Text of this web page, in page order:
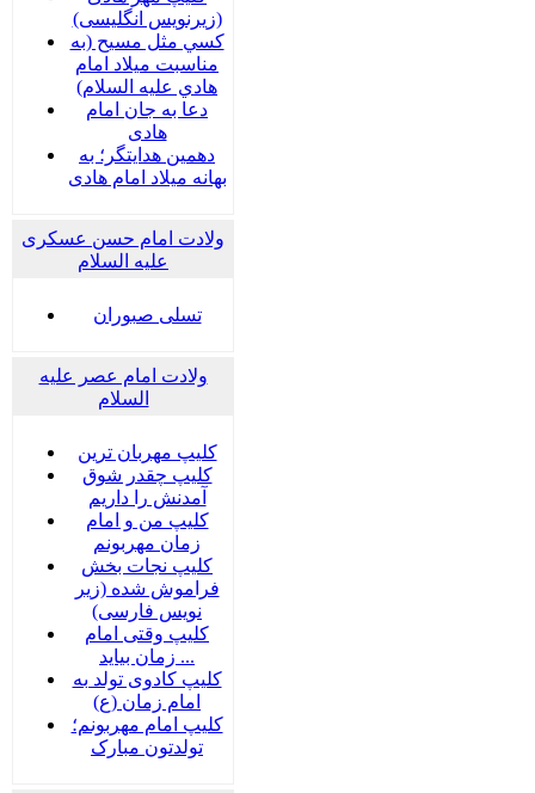
(زیرنویس انگلیسی)
كسي مثل مسيح (به
مناسبت ميلاد امام
هادي عليه السلام)
دعا به جان امام
هادی
دهمین هدایتگر؛ به
بهانه میلاد امام هادی
ولادت امام حسن عسکری
علیه السلام
تسلی صبوران
ولادت امام عصر علیه
السلام
کلیپ مهربان ترین
کلیپ چقدر شوق
آمدنش را داریم
کلیپ من و امام
زمان مهربونم
کلیپ نجات بخش
فراموش شده (زیر
نویس فارسی)
کلیپ وقتی امام
زمان بیاید ...
کلیپ کادوی تولد به
امام زمان (ع)
کلیپ امام مهربونم؛
تولدتون مبارک